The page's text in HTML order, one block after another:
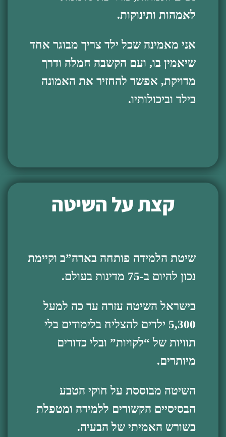
לאמהות ותינוקות.
אני מאמינה שכל ילד צריך מבוגר אחד
שיאמין בו, ועם הקשבה חמלה ודרך
מדויקת, אפשר להחזיר את האמונה
בילד וביכולותיו.
קצת על השיטה
שיטת הלמידה פותחה בארה”ב וקיימת
נכון להיום ב-75 מדינות בעולם.
בישראל השיטה עזרה עד כה למעל
5,300 ילדים להצליח בלימודים בלי
תוויות של “לקויות” ובלי כדורים
מיותרים.
השיטה מבוססת על חוקי הטבע
הבסיסיים הקשורים ללמידה ומטפלת
בשורש האמיתי של הבעיה.